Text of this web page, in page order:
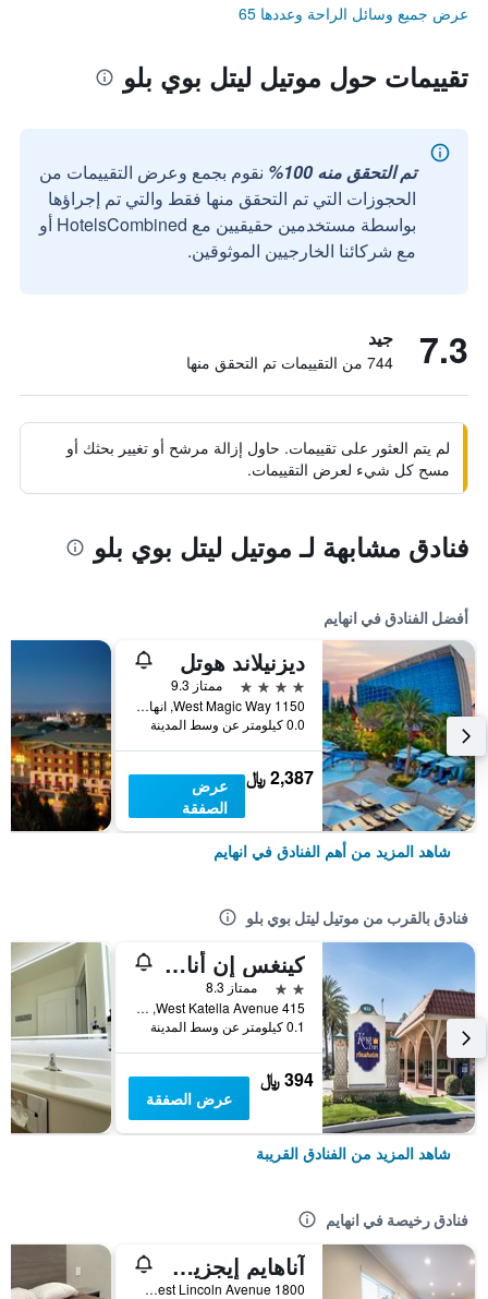
عرض جميع وسائل الراحة وعددها 65
تقييمات حول موتيل ليتل بوي بلو
تم التحقق منه 100%
نقوم بجمع وعرض التقييمات من
الحجوزات التي تم التحقق منها فقط والتي تم إجراؤها
بواسطة مستخدمين حقيقيين مع HotelsCombined أو
مع شركائنا الخارجيين الموثوقين.
7.3 جيد
744 من التقييمات تم التحقق منها
لم يتم العثور على تقييمات. حاول إزالة مرشح أو تغيير بحثك أو
مسح كل شيء لعرض التقييمات.
فنادق مشابهة لـ موتيل ليتل بوي بلو
أفضل الفنادق في انهايم
ديزنيلاند هوتل
4 نجوم
ممتاز 9.3
1150 West Magic Way, انهايم, CA, الولايات المتحدة الأميريكية
0.0 كيلومتر عن وسط المدينة
2,387 ﷼
عرض
الصفقة
شاهد المزيد من أهم الفنادق في انهايم
فنادق بالقرب من موتيل ليتل بوي بلو
كينغس إن أناهايم آت ذا بارك ومركز المؤتمرات
2 نجمتين
ممتاز 8.3
415 West Katella Avenue, انهايم, CA, الولايات المتحدة الأميريكية
0.1 كيلومتر عن وسط المدينة
394 ﷼
عرض الصفقة
شاهد المزيد من الفنادق القريبة
فنادق رخيصة في انهايم
آناهايم إيجزيكيوتيف إن آند سويتس
1800 West Lincoln Avenue, انهايم, CA, الولايات المتحدة الأميريكية